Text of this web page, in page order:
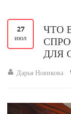
27
июл
ЧТО
ДЛЯ
Дарья Новикова